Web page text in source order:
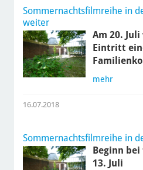
Sommernachtsfilmreihe in
weiter
Am 20.
Eintritt
mehr
16.07.2018
Sommernachtsfilmreihe in
Beginn
13. Juli